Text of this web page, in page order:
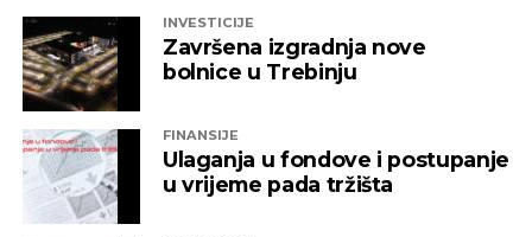
INVESTICIJE
Završena izgradnja nove
bolnice u Trebinju
FINANSIJE
Ulaganja u fondove i postupanje
u vrijeme pada tržišta